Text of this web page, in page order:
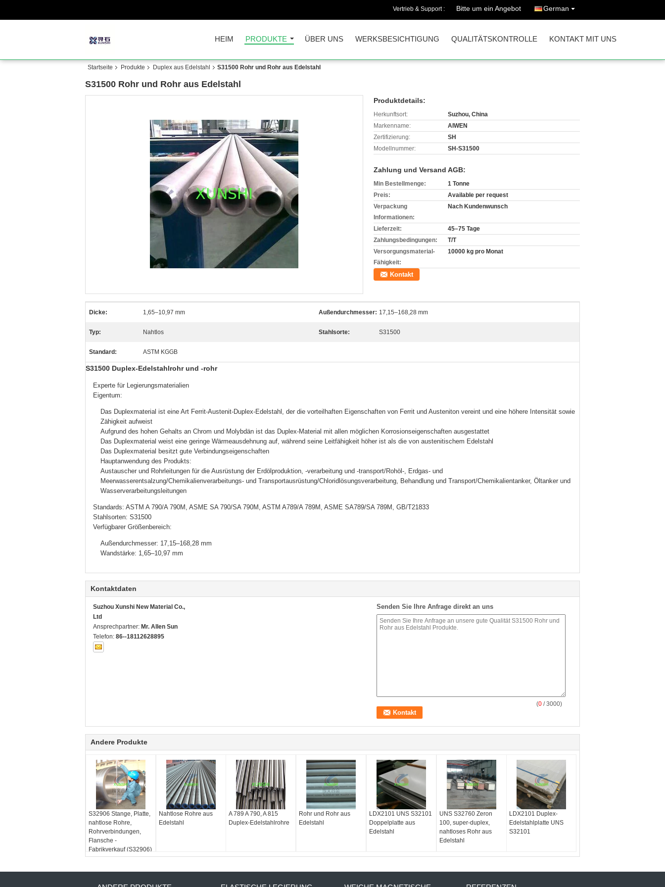
Vertrieb & Support : Bitte um ein Angebot German
HEIM PRODUKTE ÜBER UNS WERKSBESICHTIGUNG QUALITÄTSKONTROLLE KONTAKT MIT UNS
Startseite Produkte Duplex aus Edelstahl S31500 Rohr und Rohr aus Edelstahl
S31500 Rohr und Rohr aus Edelstahl
Produktdetails:
Herkunftsort:
Suzhou, China
Markenname:
AIWEN
Zertifizierung:
SH
Modellnummer:
SH-S31500
Zahlung und Versand AGB:
Min Bestellmenge:
1 Tonne
Preis:
Available per request
Verpackung
Informationen:
Nach Kundenwunsch
Lieferzeit:
45–75 Tage
Zahlungsbedingungen:
T/T
Versorgungsmaterial-
Fähigkeit:
10000 kg pro Monat
Kontakt
Dicke: 1,65–10,97 mm Außendurchmesser: 17,15–168,28 mm
Typ: Nahtlos Stahlsorte: S31500
Standard: ASTM KGGB
S31500 Duplex-Edelstahlrohr und -rohr
Experte für Legierungsmaterialien
Eigentum:
Das Duplexmaterial ist eine Art Ferrit-Austenit-Duplex-Edelstahl, der die vorteilhaften Eigenschaften von Ferrit und Austeniton vereint und eine höhere Intensität sowie
Zähigkeit aufweist
Aufgrund des hohen Gehalts an Chrom und Molybdän ist das Duplex-Material mit allen möglichen Korrosionseigenschaften ausgestattet
Das Duplexmaterial weist eine geringe Wärmeausdehnung auf, während seine Leitfähigkeit höher ist als die von austenitischem Edelstahl
Das Duplexmaterial besitzt gute Verbindungseigenschaften
Hauptanwendung des Produkts:
Austauscher und Rohrleitungen für die Ausrüstung der Erdölproduktion, -verarbeitung und -transport/Rohöl-, Erdgas- und
Meerwasserentsalzung/Chemikalienverarbeitungs- und Transportausrüstung/Chloridlösungsverarbeitung, Behandlung und Transport/Chemikalientanker, Öltanker und
Wasserverarbeitungsleitungen
Standards: ASTM A 790/A 790M, ASME SA 790/SA 790M, ASTM A789/A 789M, ASME SA789/SA 789M, GB/T21833
Stahlsorten: S31500
Verfügbarer Größenbereich:
Außendurchmesser: 17,15–168,28 mm
Wandstärke: 1,65–10,97 mm
Kontaktdaten
Suzhou Xunshi New Material Co.,
Ltd
Ansprechpartner: Mr. Allen Sun
Telefon: 86--18112628895
Senden Sie Ihre Anfrage direkt an uns
(0 / 3000)
Andere Produkte
S32906 Stange, Platte,
nahtlose Rohre,
Rohrverbindungen,
Flansche -
Fabrikverkauf (S32906)
Nahtlose Rohre aus
Edelstahl
A 789 A 790, A 815
Duplex-Edelstahlrohre
Rohr und Rohr aus
Edelstahl
LDX2101 UNS S32101
Doppelplatte aus
Edelstahl
UNS S32760 Zeron
100, super-duplex,
nahtloses Rohr aus
Edelstahl
LDX2101 Duplex-
Edelstahlplatte UNS
S32101